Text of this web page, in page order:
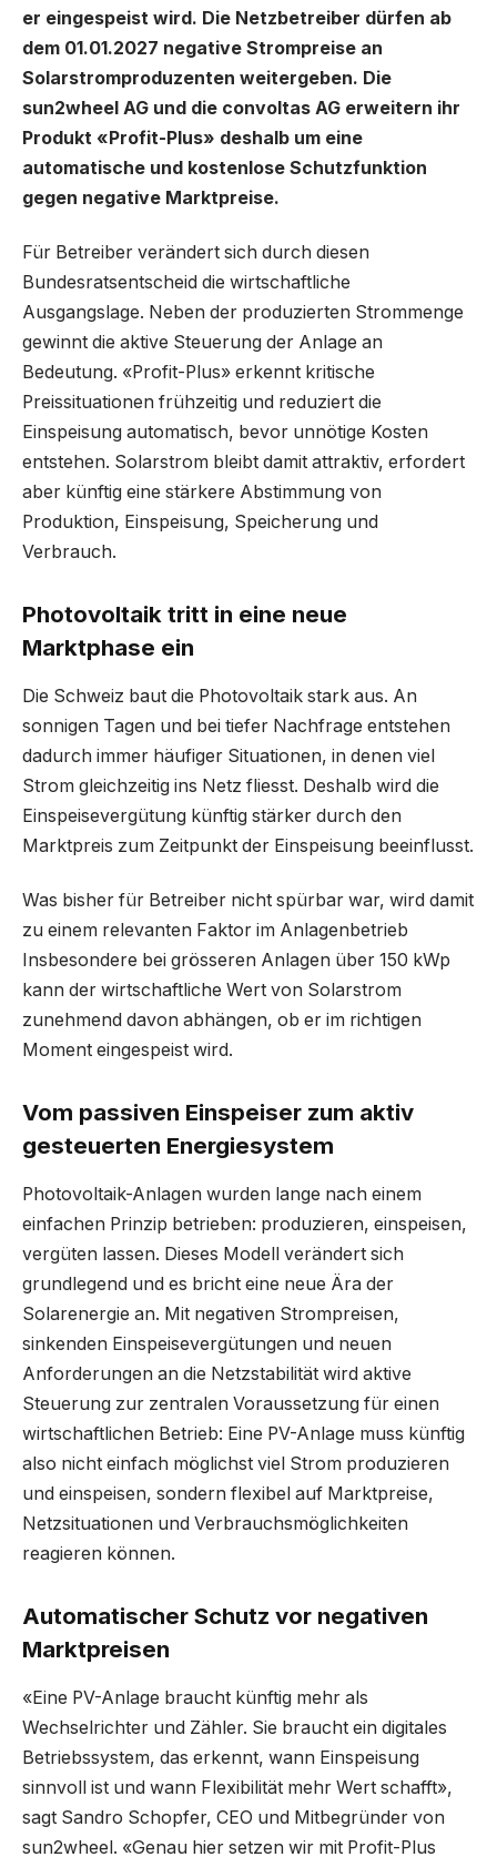
er eingespeist wird. Die Netzbetreiber dürfen ab
dem 01.01.2027 negative Strompreise an
Solarstromproduzenten weitergeben. Die
sun2wheel AG und die convoltas AG erweitern ihr
Produkt «Profit-Plus» deshalb um eine
automatische und kostenlose Schutzfunktion
gegen negative Marktpreise.
Für Betreiber verändert sich durch diesen
Bundesratsentscheid die wirtschaftliche
Ausgangslage. Neben der produzierten Strommenge
gewinnt die aktive Steuerung der Anlage an
Bedeutung. «Profit-Plus» erkennt kritische
Preissituationen frühzeitig und reduziert die
Einspeisung automatisch, bevor unnötige Kosten
entstehen. Solarstrom bleibt damit attraktiv, erfordert
aber künftig eine stärkere Abstimmung von
Produktion, Einspeisung, Speicherung und
Verbrauch.
Photovoltaik tritt in eine neue
Marktphase ein
Die Schweiz baut die Photovoltaik stark aus. An
sonnigen Tagen und bei tiefer Nachfrage entstehen
dadurch immer häufiger Situationen, in denen viel
Strom gleichzeitig ins Netz fliesst. Deshalb wird die
Einspeisevergütung künftig stärker durch den
Marktpreis zum Zeitpunkt der Einspeisung beeinflusst.
Was bisher für Betreiber nicht spürbar war, wird damit
zu einem relevanten Faktor im Anlagenbetrieb
Insbesondere bei grösseren Anlagen über 150 kWp
kann der wirtschaftliche Wert von Solarstrom
zunehmend davon abhängen, ob er im richtigen
Moment eingespeist wird.
Vom passiven Einspeiser zum aktiv
gesteuerten Energiesystem
Photovoltaik-Anlagen wurden lange nach einem
einfachen Prinzip betrieben: produzieren, einspeisen,
vergüten lassen. Dieses Modell verändert sich
grundlegend und es bricht eine neue Ära der
Solarenergie an. Mit negativen Strompreisen,
sinkenden Einspeisevergütungen und neuen
Anforderungen an die Netzstabilität wird aktive
Steuerung zur zentralen Voraussetzung für einen
wirtschaftlichen Betrieb: Eine PV-Anlage muss künftig
also nicht einfach möglichst viel Strom produzieren
und einspeisen, sondern flexibel auf Marktpreise,
Netzsituationen und Verbrauchsmöglichkeiten
reagieren können.
Automatischer Schutz vor negativen
Marktpreisen
«Eine PV-Anlage braucht künftig mehr als
Wechselrichter und Zähler. Sie braucht ein digitales
Betriebssystem, das erkennt, wann Einspeisung
sinnvoll ist und wann Flexibilität mehr Wert schafft»,
sagt Sandro Schopfer, CEO und Mitbegründer von
sun2wheel. «Genau hier setzen wir mit Profit-Plus